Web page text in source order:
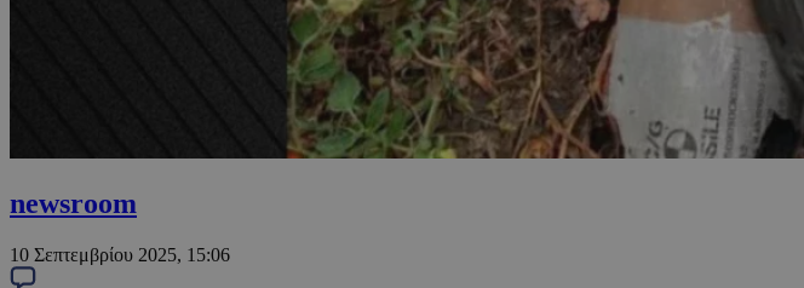
newsroom
10 Σεπτεμβρίου 2025, 15:06